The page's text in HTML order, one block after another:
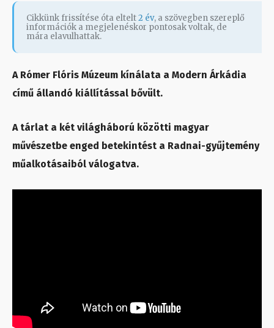
Cikkünk frissítése óta eltelt2 év, a szövegben szereplő
információk a megjelenéskor pontosak voltak, de
mára elavulhattak.
A Rómer Flóris Múzeum kínálata a Modern Árkádia
című állandó kiállítással bővült.
A tárlat a két világháború közötti magyar
művészetbe enged betekintést a Radnai-gyűjtemény
műalkotásaiból válogatva.